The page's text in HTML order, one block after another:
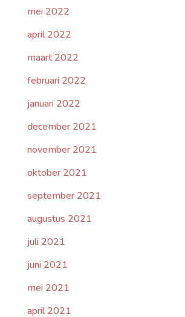
mei 2022
april 2022
maart 2022
februari 2022
januari 2022
december 2021
november 2021
oktober 2021
september 2021
augustus 2021
juli 2021
juni 2021
mei 2021
april 2021